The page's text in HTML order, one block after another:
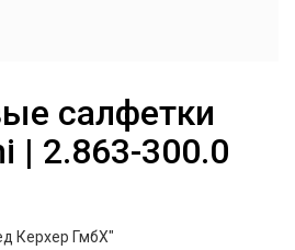
салфетки
| 2.863-300.0
Керхер ГмбХ"